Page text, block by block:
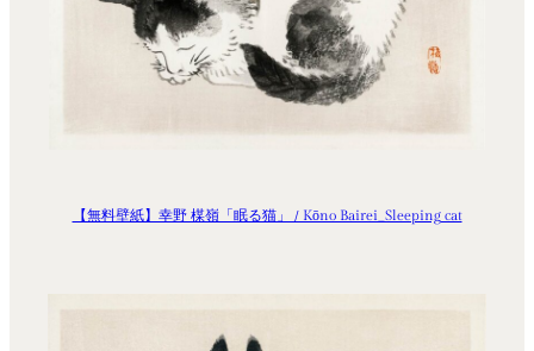
【無料壁紙】幸野 楳嶺「眠る猫」 / Kōno Bairei_Sleeping cat